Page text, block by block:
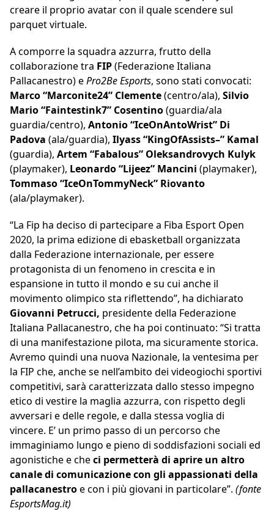
creare il proprio avatar con il quale scendere sul
parquet virtuale.
A comporre la squadra azzurra, frutto della
collaborazione tra FIP(Federazione Italiana
Pallacanestro) ePro2Be Esports, sono stati convocati:
Marco “Marconite24” Clemente(centro/ala), Silvio
Mario “Faintestink7” Cosentino(guardia/ala
guardia/centro), Antonio “IceOnAntoWrist” Di
Padova (ala/guardia), Ilyass “KingOfAssists–” Kamal
(guardia), Artem “Fabalous” Oleksandrovych Kulyk
(playmaker), Leonardo “Lijeez” Mancini (playmaker),
Tommaso “IceOnTommyNeck” Riovanto
(ala/playmaker).
“La Fip ha deciso di partecipare a Fiba Esport Open
2020, la prima edizione di ebasketball organizzata
dalla Federazione internazionale, per essere
protagonista di un fenomeno in crescita e in
espansione in tutto il mondo e su cui anche il
movimento olimpico sta riflettendo”, ha dichiarato
Giovanni Petrucci, presidente della Federazione
Italiana Pallacanestro, che ha poi continuato: “Si tratta
di una manifestazione pilota, ma sicuramente storica.
Avremo quindi una nuova Nazionale, la ventesima per
la FIP che, anche se nell’ambito dei videogiochi sportivi
competitivi, sarà caratterizzata dallo stesso impegno
etico di vestire la maglia azzurra, con rispetto degli
avversari e delle regole, e dalla stessa voglia di
vincere. E’ un primo passo di un percorso che
immaginiamo lungo e pieno di soddisfazioni sociali ed
agonistiche e checi permetterà di aprire un altro
canale di comunicazione con gli appassionati della
pallacanestroe con i più giovani in particolare”. (fonte
EsportsMag.it)